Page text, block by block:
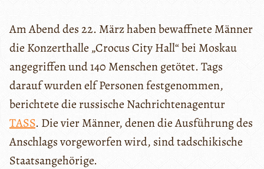
Am Abend des 22. März haben bewaffnete Männer
die Konzerthalle „Crocus City Hall“ bei Moskau
angegriffen und 140 Menschen getötet. Tags
darauf wurden elf Personen festgenommen,
berichtete die russische Nachrichtenagentur
TASS. Die vier Männer, denen die Ausführung des
Anschlags vorgeworfen wird, sind tadschikische
Staatsangehörige.